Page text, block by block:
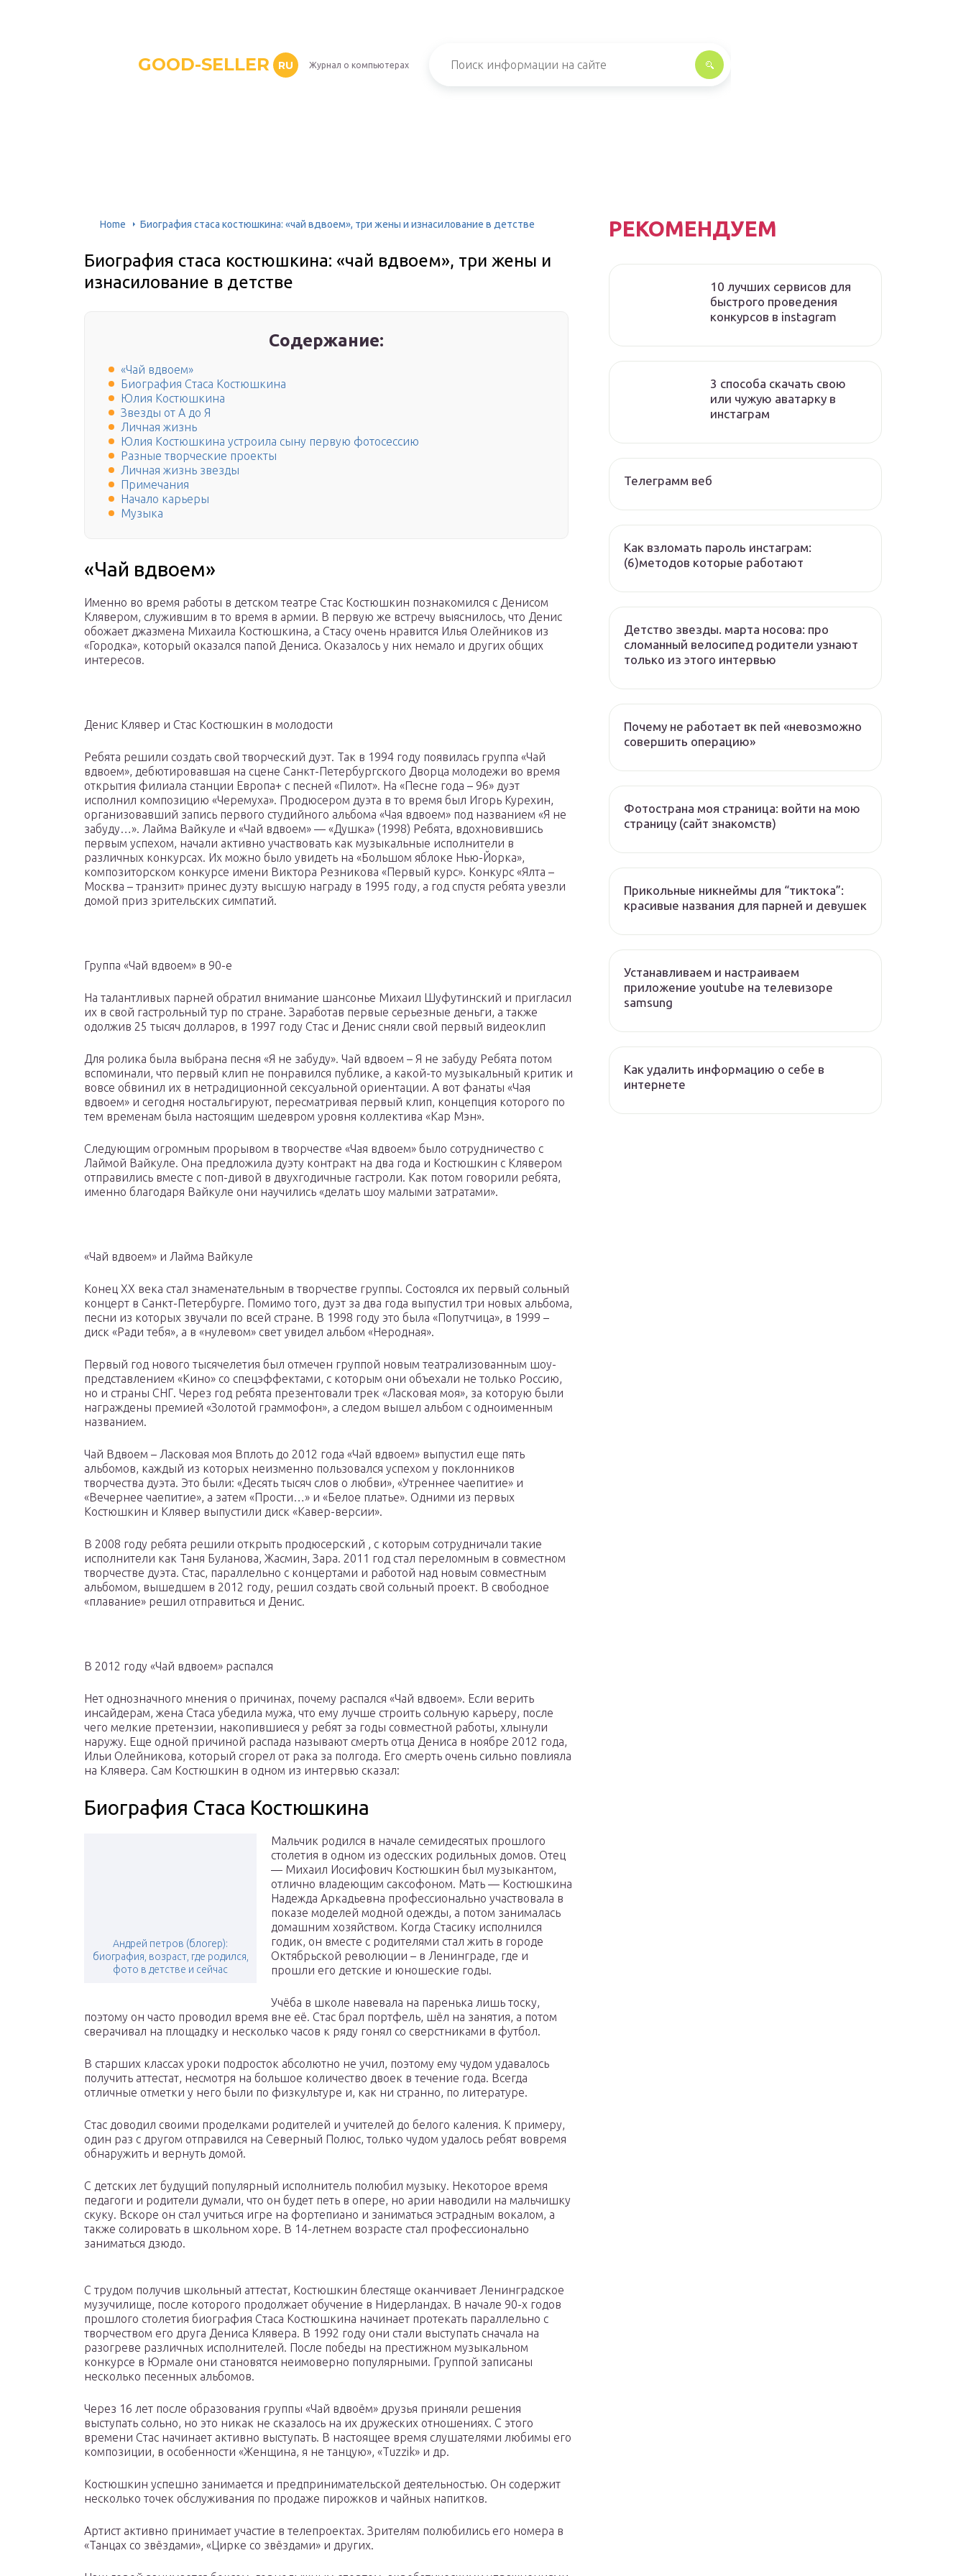
GOOD-SELLER RU Журнал о компьютерах
Home Биография стаса костюшкина: «чай вдвоем», три жены и изнасилование в детстве
Биография стаса костюшкина: «чай вдвоем», три жены и
изнасилование в детстве
Содержание:
«Чай вдвоем»
Биография Стаса Костюшкина
Юлия Костюшкина
Звезды от А до Я
Личная жизнь
Юлия Костюшкина устроила сыну первую фотосессию
Разные творческие проекты
Личная жизнь звезды
Примечания
Начало карьеры
Музыка
«Чай вдвоем»
Именно во время работы в детском театре Стас Костюшкин познакомился с Денисом
Клявером, служившим в то время в армии. В первую же встречу выяснилось, что Денис
обожает джазмена Михаила Костюшкина, а Стасу очень нравится Илья Олейников из
«Городка», который оказался папой Дениса. Оказалось у них немало и других общих
интересов.
Денис Клявер и Стас Костюшкин в молодости
Ребята решили создать свой творческий дуэт. Так в 1994 году появилась группа «Чай
вдвоем», дебютировавшая на сцене Санкт-Петербургского Дворца молодежи во время
открытия филиала станции Европа+ с песней «Пилот». На «Песне года – 96» дуэт
исполнил композицию «Черемуха». Продюсером дуэта в то время был Игорь Курехин,
организовавший запись первого студийного альбома «Чая вдвоем» под названием «Я не
забуду…». Лайма Вайкуле и «Чай вдвоем» — «Душка» (1998) Ребята, вдохновившись
первым успехом, начали активно участвовать как музыкальные исполнители в
различных конкурсах. Их можно было увидеть на «Большом яблоке Нью-Йорка»,
композиторском конкурсе имени Виктора Резникова «Первый курс». Конкурс «Ялта –
Москва – транзит» принес дуэту высшую награду в 1995 году, а год спустя ребята увезли
домой приз зрительских симпатий.
Группа «Чай вдвоем» в 90-е
На талантливых парней обратил внимание шансонье Михаил Шуфутинский и пригласил
их в свой гастрольный тур по стране. Заработав первые серьезные деньги, а также
одолжив 25 тысяч долларов, в 1997 году Стас и Денис сняли свой первый видеоклип
Для ролика была выбрана песня «Я не забуду». Чай вдвоем – Я не забуду Ребята потом
вспоминали, что первый клип не понравился публике, а какой-то музыкальный критик и
вовсе обвинил их в нетрадиционной сексуальной ориентации. А вот фанаты «Чая
вдвоем» и сегодня ностальгируют, пересматривая первый клип, концепция которого по
тем временам была настоящим шедевром уровня коллектива «Кар Мэн».
Следующим огромным прорывом в творчестве «Чая вдвоем» было сотрудничество с
Лаймой Вайкуле. Она предложила дуэту контракт на два года и Костюшкин с Клявером
отправились вместе с поп-дивой в двухгодичные гастроли. Как потом говорили ребята,
именно благодаря Вайкуле они научились «делать шоу малыми затратами».
«Чай вдвоем» и Лайма Вайкуле
Конец ХХ века стал знаменательным в творчестве группы. Состоялся их первый сольный
концерт в Санкт-Петербурге. Помимо того, дуэт за два года выпустил три новых альбома,
песни из которых звучали по всей стране. В 1998 году это была «Попутчица», в 1999 –
диск «Ради тебя», а в «нулевом» свет увидел альбом «Неродная».
Первый год нового тысячелетия был отмечен группой новым театрализованным шоу-
представлением «Кино» со спецэффектами, с которым они объехали не только Россию,
но и страны СНГ. Через год ребята презентовали трек «Ласковая моя», за которую были
награждены премией «Золотой граммофон», а следом вышел альбом с одноименным
названием.
Чай Вдвоем – Ласковая моя Вплоть до 2012 года «Чай вдвоем» выпустил еще пять
альбомов, каждый из которых неизменно пользовался успехом у поклонников
творчества дуэта. Это были: «Десять тысяч слов о любви», «Утреннее чаепитие» и
«Вечернее чаепитие», а затем «Прости…» и «Белое платье». Одними из первых
Костюшкин и Клявер выпустили диск «Кавер-версии».
В 2008 году ребята решили открыть продюсерский , с которым сотрудничали такие
исполнители как Таня Буланова, Жасмин, Зара. 2011 год стал переломным в совместном
творчестве дуэта. Стас, параллельно с концертами и работой над новым совместным
альбомом, вышедшем в 2012 году, решил создать свой сольный проект. В свободное
«плавание» решил отправиться и Денис.
В 2012 году «Чай вдвоем» распался
Нет однозначного мнения о причинах, почему распался «Чай вдвоем». Если верить
инсайдерам, жена Стаса убедила мужа, что ему лучше строить сольную карьеру, после
чего мелкие претензии, накопившиеся у ребят за годы совместной работы, хлынули
наружу. Еще одной причиной распада называют смерть отца Дениса в ноябре 2012 года,
Ильи Олейникова, который сгорел от рака за полгода. Его смерть очень сильно повлияла
на Клявера. Сам Костюшкин в одном из интервью сказал:
Биография Стаса Костюшкина
Андрей петров (блогер):
биография, возраст, где родился,
фото в детстве и сейчас
Мальчик родился в начале семидесятых прошлого
столетия в одном из одесских родильных домов. Отец
— Михаил Иосифович Костюшкин был музыкантом,
отлично владеющим саксофоном. Мать — Костюшкина
Надежда Аркадьевна профессионально участвовала в
показе моделей модной одежды, а потом занималась
домашним хозяйством. Когда Стасику исполнился
годик, он вместе с родителями стал жить в городе
Октябрьской революции – в Ленинграде, где и
прошли его детские и юношеские годы.
Учёба в школе навевала на паренька лишь тоску,
поэтому он часто проводил время вне её. Стас брал портфель, шёл на занятия, а потом
сверачивал на площадку и несколько часов к ряду гонял со сверстниками в футбол.
В старших классах уроки подросток абсолютно не учил, поэтому ему чудом удавалось
получить аттестат, несмотря на большое количество двоек в течение года. Всегда
отличные отметки у него были по физкультуре и, как ни странно, по литературе.
Стас доводил своими проделками родителей и учителей до белого каления. К примеру,
один раз с другом отправился на Северный Полюс, только чудом удалось ребят вовремя
обнаружить и вернуть домой.
С детских лет будущий популярный исполнитель полюбил музыку. Некоторое время
педагоги и родители думали, что он будет петь в опере, но арии наводили на мальчишку
скуку. Вскоре он стал учиться игре на фортепиано и заниматься эстрадным вокалом, а
также солировать в школьном хоре. В 14-летнем возрасте стал профессионально
заниматься дзюдо.
С трудом получив школьный аттестат, Костюшкин блестяще оканчивает Ленинградское
музучилище, после которого продолжает обучение в Нидерландах. В начале 90-х годов
прошлого столетия биография Стаса Костюшкина начинает протекать параллельно с
творчеством его друга Дениса Клявера. В 1992 году они стали выступать сначала на
разогреве различных исполнителей. После победы на престижном музыкальном
конкурсе в Юрмале они становятся неимоверно популярными. Группой записаны
несколько песенных альбомов.
Через 16 лет после образования группы «Чай вдвоём» друзья приняли решения
выступать сольно, но это никак не сказалось на их дружеских отношениях. С этого
времени Стас начинает активно выступать. В настоящее время слушателями любимы его
композиции, в особенности «Женщина, я не танцую», «Tuzzik» и др.
Костюшкин успешно занимается и предпринимательской деятельностью. Он содержит
несколько точек обслуживания по продаже пирожков и чайных напитков.
Артист активно принимает участие в телепроектах. Зрителям полюбились его номера в
«Танцах со звёздами», «Цирке со звёздами» и других.
РЕКОМЕНДУЕМ
10 лучших сервисов для
быстрого проведения
конкурсов в instagram
3 способа скачать свою
или чужую аватарку в
инстаграм
Телеграмм веб
Как взломать пароль инстаграм:
(6)методов которые работают
Детство звезды. марта носова: про
сломанный велосипед родители узнают
только из этого интервью
Почему не работает вк пей «невозможно
совершить операцию»
Фотострана моя страница: войти на мою
страницу (сайт знакомств)
Прикольные никнеймы для “тиктока”:
красивые названия для парней и девушек
Устанавливаем и настраиваем
приложение youtube на телевизоре
samsung
Как удалить информацию о себе в
интернете